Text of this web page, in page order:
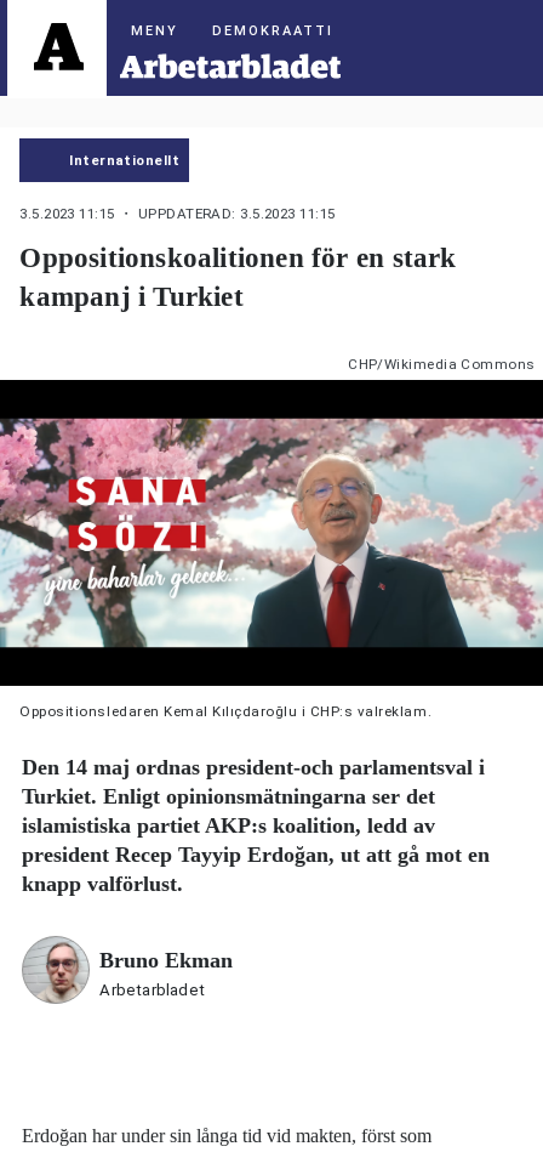
DEMOKRAATTI
Internationellt
3.5.2023 11:15 ・ UPPDATERAD: 3.5.2023 11:15
Oppositionskoalitionen för en stark
kampanj i Turkiet
CHP/Wikimedia Commons
Oppositionsledaren Kemal Kılıçdaroğlu i CHP:s valreklam.
Den 14 maj ordnas president-och parlamentsval i
Turkiet. Enligt opinionsmätningarna ser det
islamistiska partiet AKP:s koalition, ledd av
president Recep Tayyip Erdoğan, ut att gå mot en
knapp valförlust.
Bruno Ekman
Arbetarbladet
Erdoğan har under sin långa tid vid makten, först som